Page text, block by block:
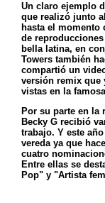
Un claro ejemplo
que realizó junto
hasta el momento
de
bella latina, en
Towers también
compartió un
versión remix que
vistas en la
Por su parte en la
Becky G recibió
trabajo. Y este
vereda ya que
cuatro
Entre ellas se
Pop" y "Artista